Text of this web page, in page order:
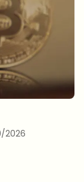
2026